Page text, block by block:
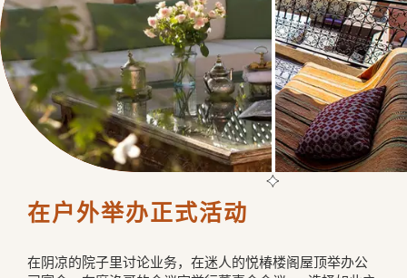
在户外举办正式活动
在阴凉的院子里讨论业务，在迷人的悦椿楼阁屋顶举办公